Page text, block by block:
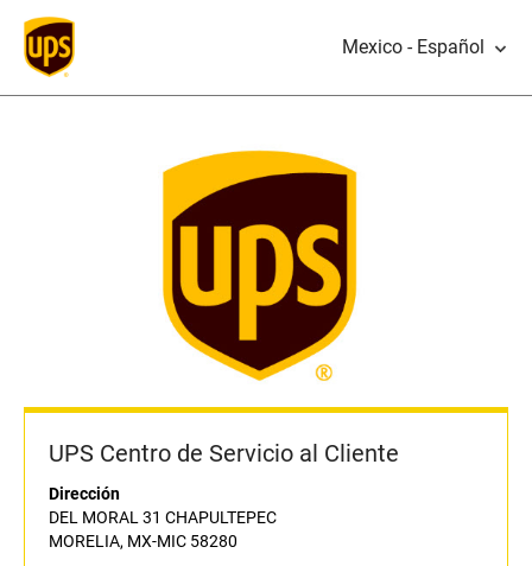
Mexico - Español
UPS Centro de Servicio al Cliente
Dirección
DEL MORAL 31 CHAPULTEPEC
MORELIA, MX-MIC 58280